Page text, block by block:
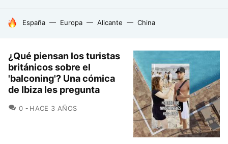
HOY SE HABLA DE
España Europa Alicante China
¿Qué piensan los turistas
británicos sobre el
'balconing'? Una cómica
de Ibiza les pregunta
0 COMENTARIOS
HACE 3 AÑOS